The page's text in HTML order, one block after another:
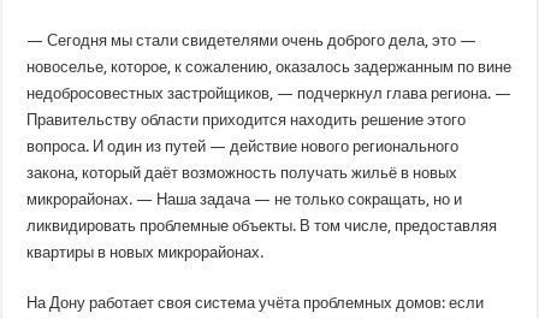
— Сегодня мы стали свидетелями очень доброго дела, это —
новоселье, которое, к сожалению, оказалось задержанным по вине
недобросовестных застройщиков, — подчеркнул глава региона. —
Правительству области приходится находить решение этого
вопроса. И один из путей — действие нового регионального
закона, который даёт возможность получать жильё в новых
микрорайонах. — Наша задача — не только сокращать, но и
ликвидировать проблемные объекты. В том числе, предоставляя
квартиры в новых микрорайонах.
На Дону работает своя система учёта проблемных домов: если